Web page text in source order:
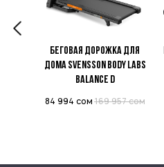
Беговая дорожка для
дома Svensson Body Labs
BALANCE D
84 994 сом 169 957сом